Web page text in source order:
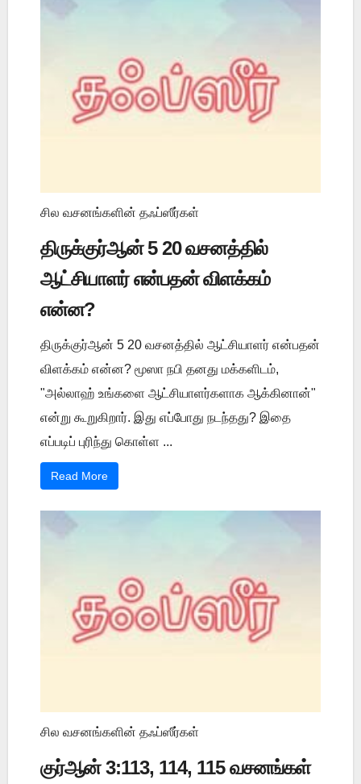
சில வசனங்களின் தஃப்ஸீர்கள்
திருக்குர்ஆன் 5 20 வசனத்தில்
ஆட்சியாளர் என்பதன் விளக்கம்
என்ன?
திருக்குர்ஆன் 5 20 வசனத்தில் ஆட்சியாளர் என்பதன்
விளக்கம் என்ன? மூஸா நபி தனது மக்களிடம்,
"அல்லாஹ் உங்களை ஆட்சியாளர்களாக ஆக்கினான்"
என்று கூறுகிறார். இது எப்போது நடந்தது? இதை
எப்படிப் புரிந்து கொள்ள ...
Read More
சில வசனங்களின் தஃப்ஸீர்கள்
குர்ஆன் 3:113, 114, 115 வசனங்கள்